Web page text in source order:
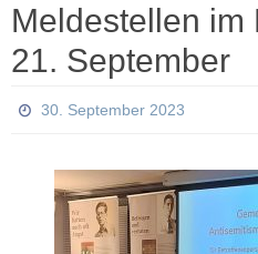
Meldestellen im
21. September
30. September 2023